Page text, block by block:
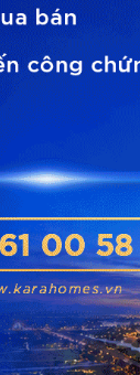
14 15
spam làm